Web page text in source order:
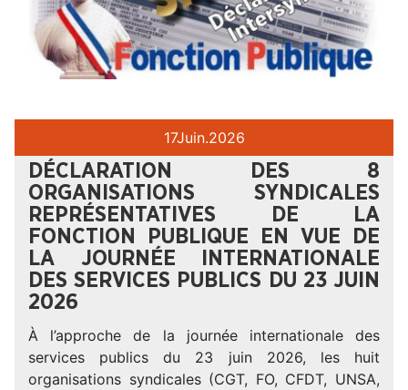
17Juin.2026
DÉCLARATION DES 8
ORGANISATIONS SYNDICALES
REPRÉSENTATIVES DE LA
FONCTION PUBLIQUE EN VUE DE
LA JOURNÉE INTERNATIONALE
DES SERVICES PUBLICS DU 23 JUIN
2026
À l’approche de la journée internationale des
services publics du 23 juin 2026, les huit
organisations syndicales (CGT, FO, CFDT, UNSA,